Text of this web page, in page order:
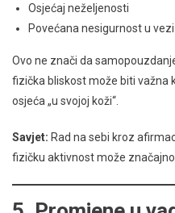
Osjećaj neželjenosti
Povećana nesigurnost u
Ovo ne znači da
fizička bliskost može biti važna
osjeća „u svojoj koži“.
Savjet: Rad na sebi kroz
fizičku aktivnost može